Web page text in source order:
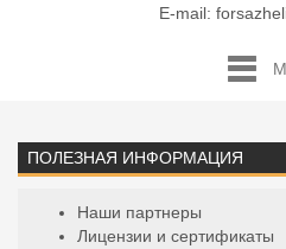
E-mail:
ПОЛЕЗНАЯ ИНФОРМАЦИЯ
Наши партнеры
Лицензии и сертификаты